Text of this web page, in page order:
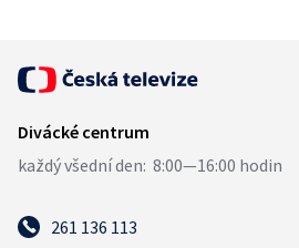
261 136 113